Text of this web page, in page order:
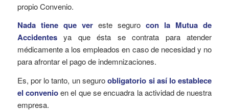
propio Convenio.
Nada tiene que ver este seguro con la Mutua de
Accidentesya que ésta se contrata para atender
médicamente a los empleados en caso de necesidad y no
para afrontar el pago de indemnizaciones.
Es, por lo tanto, un seguroobligatorio si así lo establece
el convenioen el que se encuadra la actividad de nuestra
empresa.